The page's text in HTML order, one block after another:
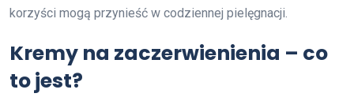
korzyści mogą przynieść w codziennej pielęgnacji.
Kremy na zaczerwienienia – co
to jest?